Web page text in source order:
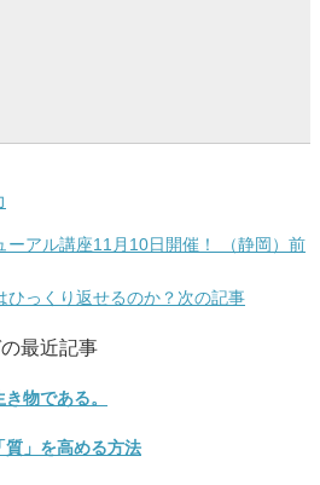
アル講座11月10日開催！ （静岡） 前
ひっくり返せるのか？ 次の記事
最近記事
物である。
質」を高める方法